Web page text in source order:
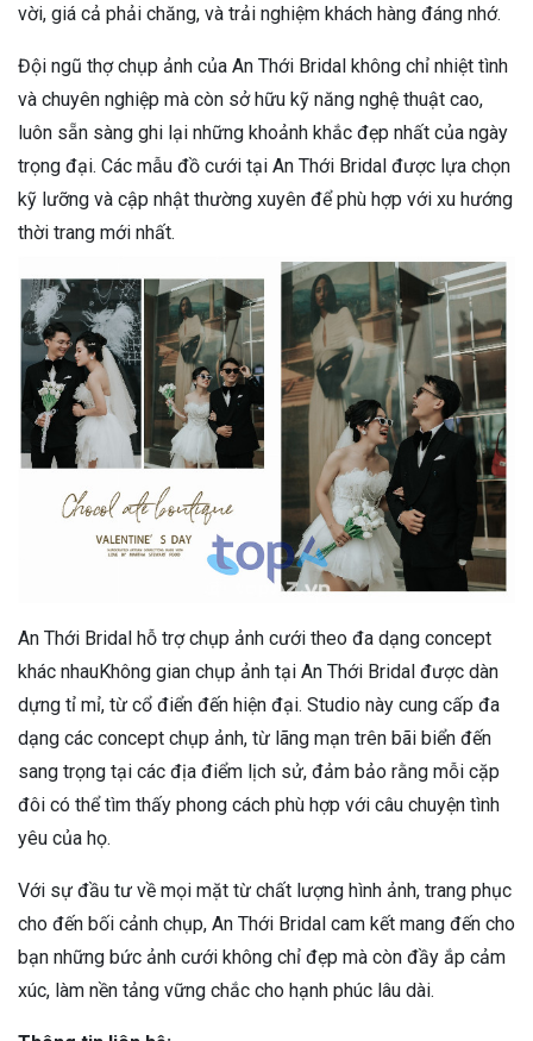
vời, giá cả phải chăng, và trải nghiệm khách hàng đáng nhớ.
Đội ngũ thợ chụp ảnh của An Thới Bridal không chỉ nhiệt tình
và chuyên nghiệp mà còn sở hữu kỹ năng nghệ thuật cao,
luôn sẵn sàng ghi lại những khoảnh khắc đẹp nhất của ngày
trọng đại. Các mẫu đồ cưới tại An Thới Bridal được lựa chọn
kỹ lưỡng và cập nhật thường xuyên để phù hợp với xu hướng
thời trang mới nhất.
An Thới Bridal hỗ trợ chụp ảnh cưới theo đa dạng concept
khác nhauKhông gian chụp ảnh tại An Thới Bridal được dàn
dựng tỉ mỉ, từ cổ điển đến hiện đại. Studio này cung cấp đa
dạng các concept chụp ảnh, từ lãng mạn trên bãi biển đến
sang trọng tại các địa điểm lịch sử, đảm bảo rằng mỗi cặp
đôi có thể tìm thấy phong cách phù hợp với câu chuyện tình
yêu của họ.
Với sự đầu tư về mọi mặt từ chất lượng hình ảnh, trang phục
cho đến bối cảnh chụp, An Thới Bridal cam kết mang đến cho
bạn những bức ảnh cưới không chỉ đẹp mà còn đầy ắp cảm
xúc, làm nền tảng vững chắc cho hạnh phúc lâu dài.